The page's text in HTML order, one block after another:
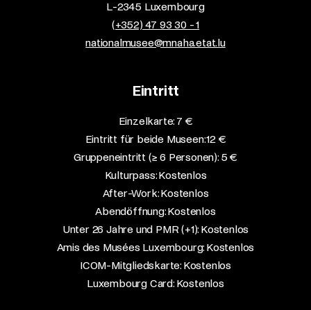
L-2345 Luxembourg
(+352) 47 93 30 - 1
nationalmusee@mnaha.etat.lu
Eintritt
Einzelkarte: 7 €​
Eintritt für beide Museen: 12 €​
Gruppeneintritt (≥ 6 Personen): 5 €​
Kulturpass: Kostenlos​
After-Work: Kostenlos​
Abendöffnung: Kostenlos​
Unter 26 Jahre und PMR (+1): Kostenlos​
Amis des Musées Luxembourg: Kostenlos​
ICOM-Mitgliedskarte: Kostenlos​
Luxembourg Card: Kostenlos